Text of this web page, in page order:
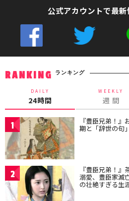
公式アカウントで最新
RANKING ランキング
DAILY
24時間
WEEKLY
週 間
1 『豊臣兄弟！
期と「辞世の句
2 『豊臣兄弟！
溺愛、豊臣家滅
の壮絶すぎる生